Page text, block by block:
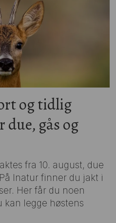
og tidlig
due, gås og
fra 10. august, due
Inatur finner du jakt i
Her får du noen
kan legge høstens